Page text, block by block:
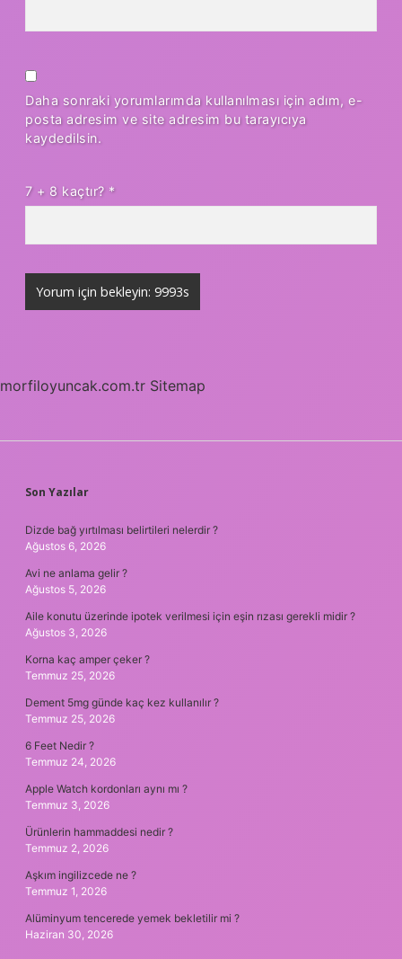
Daha sonraki yorumlarımda kullanılması için adım, e-
posta adresim ve site adresim bu tarayıcıya
kaydedilsin.
7 + 8 kaçtır? *
morfiloyuncak.com.tr Sitemap
SIDEBAR
Son Yazılar
Dizde bağ yırtılması belirtileri nelerdir ?
Ağustos 6, 2026
Avi ne anlama gelir ?
Ağustos 5, 2026
Aile konutu üzerinde ipotek verilmesi için eşin rızası gerekli midir ?
Ağustos 3, 2026
Korna kaç amper çeker ?
Temmuz 25, 2026
Dement 5mg günde kaç kez kullanılır ?
Temmuz 25, 2026
6 Feet Nedir ?
Temmuz 24, 2026
Apple Watch kordonları aynı mı ?
Temmuz 3, 2026
Ürünlerin hammaddesi nedir ?
Temmuz 2, 2026
Aşkım ingilizcede ne ?
Temmuz 1, 2026
Alüminyum tencerede yemek bekletilir mi ?
Haziran 30, 2026